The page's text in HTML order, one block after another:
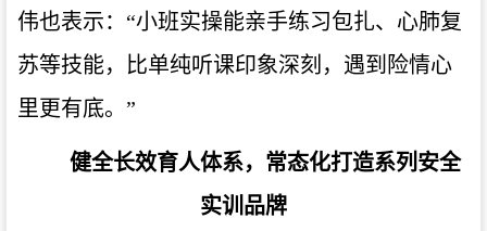
伟也表示：“小班实操能亲手练习包扎、心肺复
苏等技能，比单纯听课印象深刻，遇到险情心
里更有底。”
健全长效育人体系，常态化打造系列安全
实训品牌